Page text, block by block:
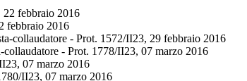
22 febbraio 2016
febbraio 2016
collaudatore - Prot. 1572/II23, 29 febbraio 2016
- Prot. 1778/II23, 07 marzo 2016
07 marzo 2016
II23, 07 marzo 2016